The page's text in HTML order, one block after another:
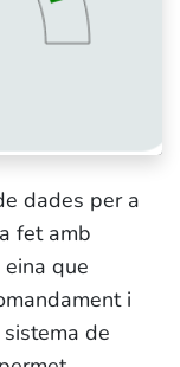
dades per a
fet amb
que
i
de